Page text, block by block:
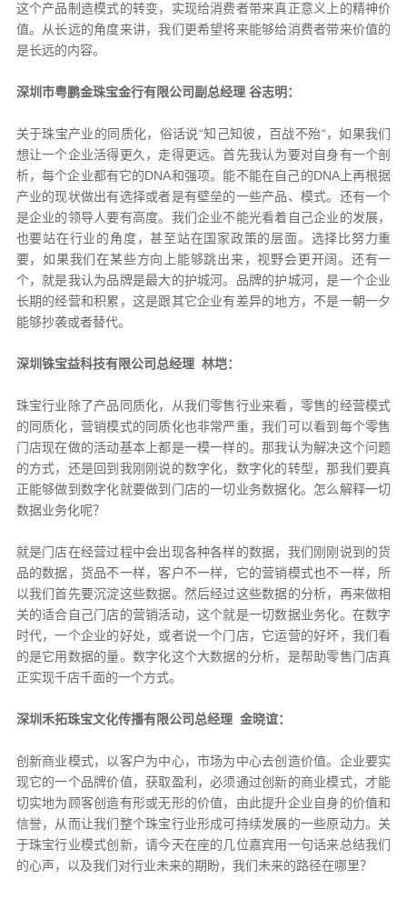
这个产品制造模式的转变，实现给消费者带来真正意义上的精神价
值。从长远的角度来讲，我们更希望将来能够给消费者带来价值的
是长远的内容。
深圳市粤鹏金珠宝金行有限公司副总经理 谷志明：
关于珠宝产业的同质化，俗话说“知己知彼，百战不殆“，如果我们
想让一个企业活得更久，走得更远。首先我认为要对自身有一个剖
析，每个企业都有它的DNA和强项。能不能在自己的DNA上再根据
产业的现状做出有选择或者是有壁垒的一些产品、模式。还有一个
是企业的领导人要有高度。我们企业不能光看着自己企业的发展，
也要站在行业的角度，甚至站在国家政策的层面。选择比努力重
要，如果我们在某些方向上能够跳出来，视野会更开阔。还有一
个，就是我认为品牌是最大的护城河。品牌的护城河，是一个企业
长期的经营和积累，这是跟其它企业有差异的地方，不是一朝一夕
能够抄袭或者替代。
深圳铢宝益科技有限公司总经理 林垲：
珠宝行业除了产品同质化，从我们零售行业来看，零售的经营模式
的同质化，营销模式的同质化也非常严重，我们可以看到每个零售
门店现在做的活动基本上都是一模一样的。那我认为解决这个问题
的方式，还是回到我刚刚说的数字化，数字化的转型，那我们要真
正能够做到数字化就要做到门店的一切业务数据化。怎么解释一切
数据业务化呢？
就是门店在经营过程中会出现各种各样的数据，我们刚刚说到的货
品的数据，货品不一样，客户不一样，它的营销模式也不一样，所
以我们首先要沉淀这些数据。然后经过这些数据的分析，再来做相
关的适合自己门店的营销活动，这个就是一切数据业务化。在数字
时代，一个企业的好处，或者说一个门店，它运营的好坏，我们看
的是它用数据的量。数字化这个大数据的分析，是帮助零售门店真
正实现千店千面的一个方式。
深圳禾拓珠宝文化传播有限公司总经理 金晓谊：
创新商业模式，以客户为中心，市场为中心去创造价值。企业要实
现它的一个品牌价值，获取盈利，必须通过创新的商业模式，才能
切实地为顾客创造有形或无形的价值，由此提升企业自身的价值和
信誉，从而让我们整个珠宝行业形成可持续发展的一些原动力。关
于珠宝行业模式创新，请今天在座的几位嘉宾用一句话来总结我们
的心声，以及我们对行业未来的期盼，我们未来的路径在哪里？